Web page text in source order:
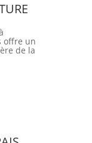
offre un
de la